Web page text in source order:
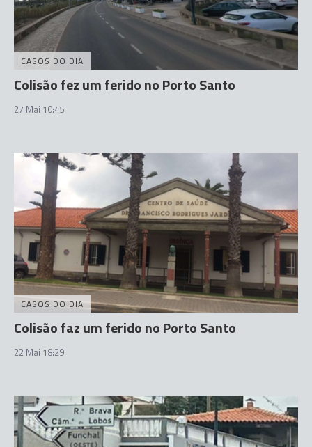
CASOS DO DIA
Colisão fez um ferido no Porto Santo
27 Mai 10:45
CASOS DO DIA
Colisão faz um ferido no Porto Santo
22 Mai 18:29